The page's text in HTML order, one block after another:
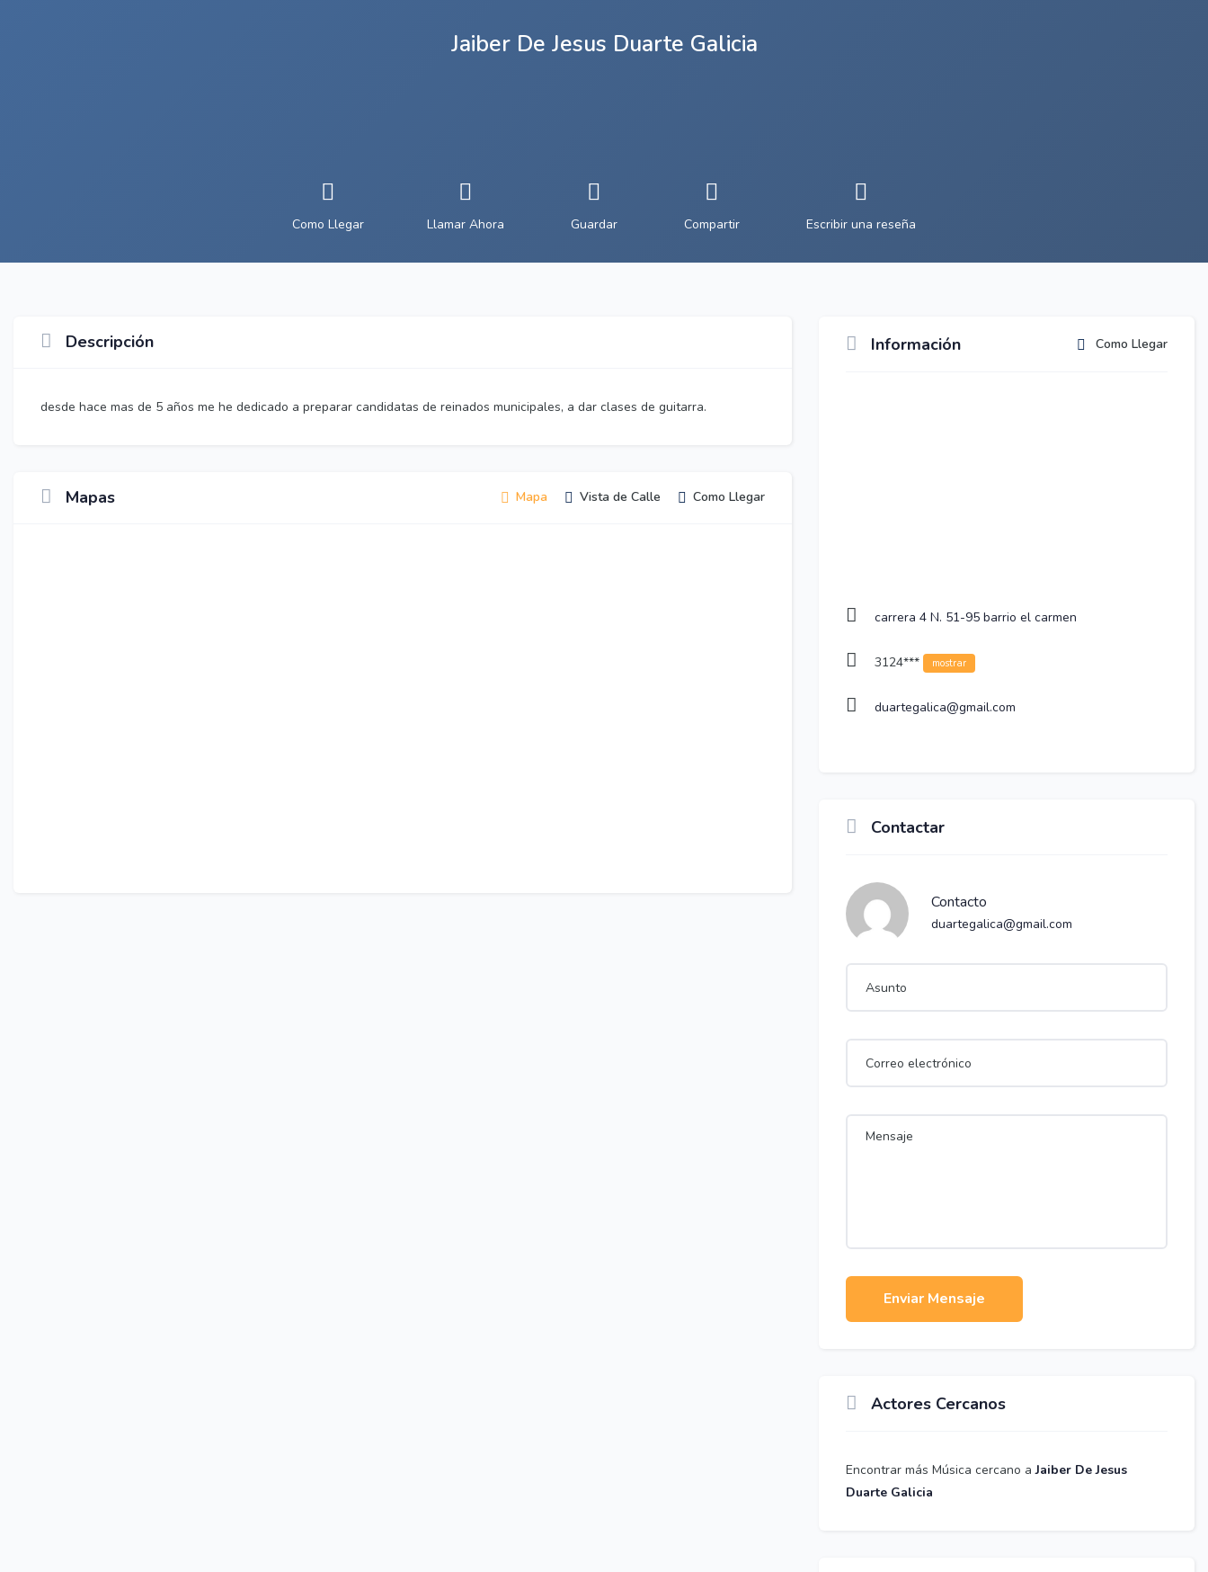
Jaiber De Jesus Duarte Galicia
Como Llegar Llamar Ahora Guardar Compartir Escribir una reseña
Descripción
desde hace mas de 5 años me he dedicado a preparar candidatas de reinados municipales, a dar clases de guitarra.
Mapas Mapa Vista de Calle Como Llegar
Información Como Llegar
carrera 4 N. 51-95 barrio el carmen
3124*** mostrar
duartegalica@gmail.com
Contactar
Contacto
duartegalica@gmail.com
Enviar Mensaje
Actores Cercanos
Encontrar más Música cercano a Jaiber De Jesus
Duarte Galicia